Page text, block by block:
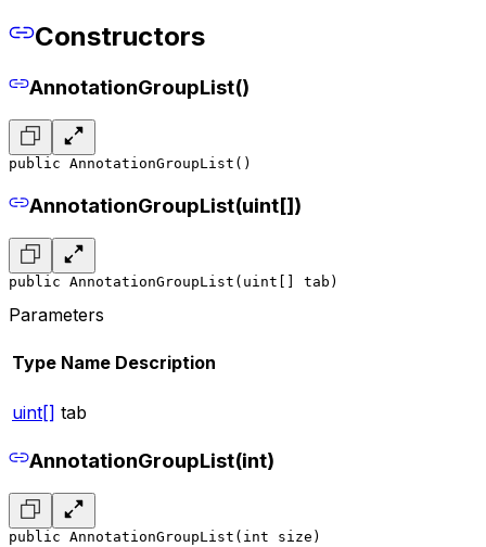
Constructors
AnnotationGroupList()
public AnnotationGroupList()
AnnotationGroupList(uint[])
public AnnotationGroupList(uint[] tab)
Parameters
Type Name Description
uint[] tab
AnnotationGroupList(int)
public AnnotationGroupList(int size)